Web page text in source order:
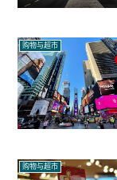
购物与超市
购物与超市